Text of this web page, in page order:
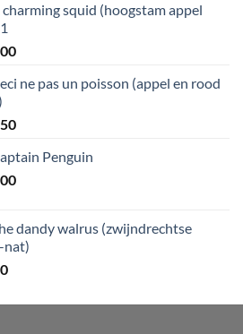
squid (hoogstam appel
Huidige
is:
ne pas un poisson (appel en rood
Huidige
is:
€10,50.
Penguin
Huidige
€10,00.
dandy walrus (zwijndrechtse
nat)
Huidige
is: